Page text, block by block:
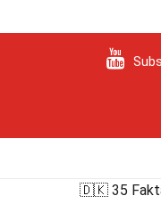
🇩🇰 35